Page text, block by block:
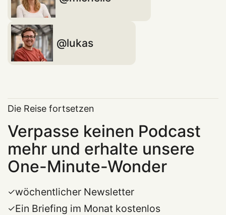
lukas
Die Reise fortsetzen
Verpasse keinen Podcast
mehr und erhalte unsere
One-Minute-Wonder
wöchentlicher Newsletter
Ein Briefing im Monat kostenlos